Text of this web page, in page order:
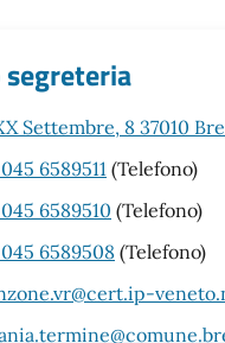
Settembre, 8 37010
6589511 (Telefono)
6589510 (Telefono)
6589508(Telefono)